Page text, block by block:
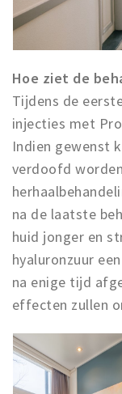
Hoe ziet de
Tijdens de
injecties met
Indien gewenst
verdoofd
na de laatste
huid jonger en
hyaluronzuur
na enige tijd
effecten zullen